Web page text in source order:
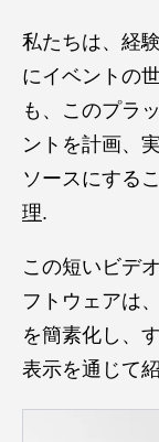
私たちは、経
にイベントの
も、このプラ
ントを計画、
ソースにする
理.
この短いビデ
フトウェアは
を簡素化し、
表示を通じて